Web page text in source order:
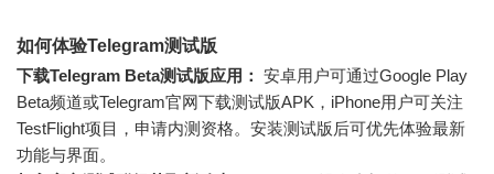
如何体验Telegram测试版
下载Telegram Beta测试版应用： 安卓用户可通过Google Play
Beta频道或Telegram官网下载测试版APK，iPhone用户可关注
TestFlight项目，申请内测资格。安装测试版后可优先体验最新
功能与界面。